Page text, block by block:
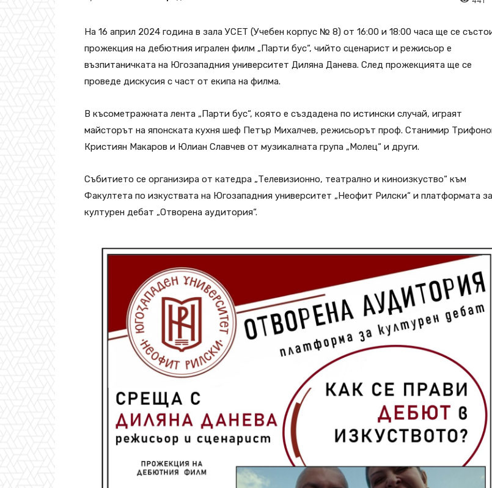
На 16 април 2024 година в зала УСЕТ (Учебен корпус № 8) от 16:00 и 18:00 часа ще се
прожекция на дебютния игрален филм „Парти бус“, чийто сценарист и режисьор е
възпитаничката на Югозападния университет Диляна Данева. След прожекцията ще се
проведе дискусия с част от екипа на филма.
В късометражната лента „Парти бус“, която е създадена по истински случай, играят
майсторът на японската кухня шеф Петър Михалчев, режисьорът проф. Станимир
Кристиян Макаров и Юлиан Славчев от музикалната група „Молец“ и други.
Събитието се организира от катедра „Телевизионно, театрално и киноизкуство“ към
Факултета по изкуствата на Югозападния университет „Неофит Рилски“ и платформата за
културен дебат „Отворена аудитория“.